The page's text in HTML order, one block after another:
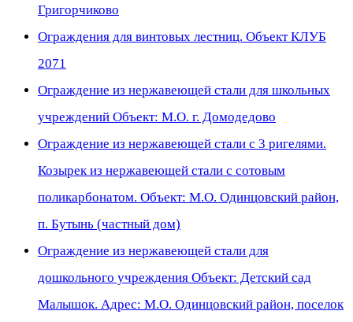
Григорчиково
Ограждения для винтовых лестниц. Объект КЛУБ
2071
Ограждение из нержавеющей стали для школьных
учреждений Объект: М.О. г. Домодедово
Ограждение из нержавеющей стали с 3 ригелями.
Козырек из нержавеющей стали с сотовым
поликарбонатом. Объект: М.О. Одинцовский район,
п. Бутынь (частный дом)
Ограждение из нержавеющей стали для
дошкольного учреждения Объект: Детский сад
Малышок. Адрес: М.О. Одинцовский район, поселок